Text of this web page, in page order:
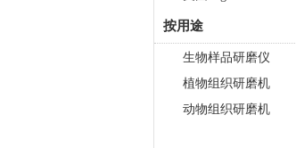
按用途
生物样品研磨仪
植物组织研磨机
动物组织研磨机